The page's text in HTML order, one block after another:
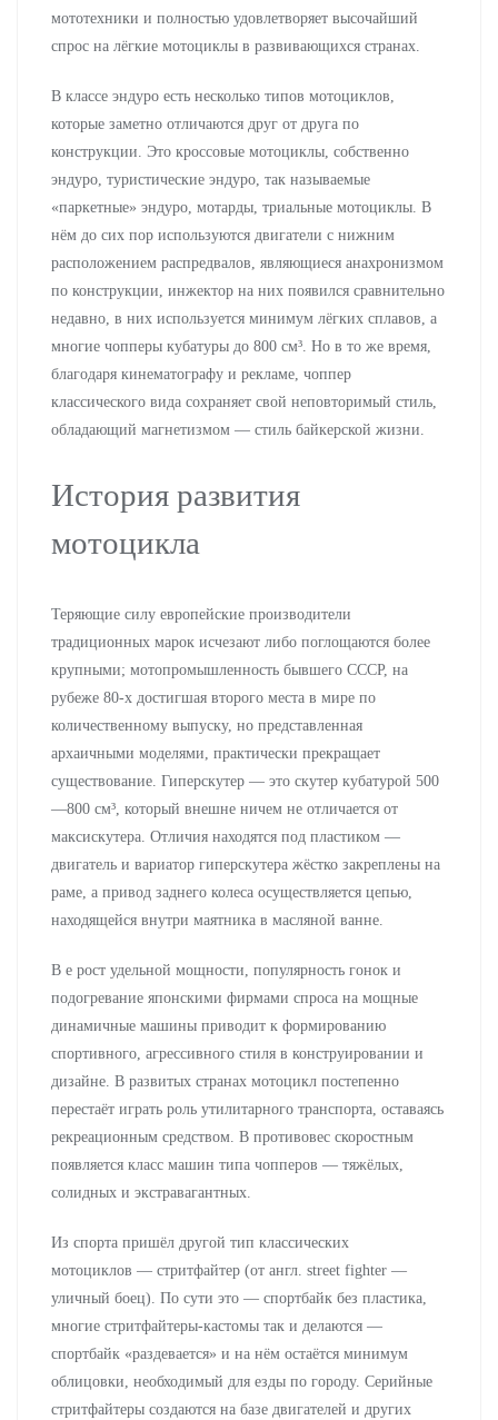
мототехники и полностью удовлетворяет высочайший
спрос на лёгкие мотоциклы в развивающихся странах.
В классе эндуро есть несколько типов мотоциклов,
которые заметно отличаются друг от друга по
конструкции. Это кроссовые мотоциклы, собственно
эндуро, туристические эндуро, так называемые
«паркетные» эндуро, мотарды, триальные мотоциклы. В
нём до сих пор используются двигатели с нижним
расположением распредвалов, являющиеся анахронизмом
по конструкции, инжектор на них появился сравнительно
недавно, в них используется минимум лёгких сплавов, а
многие чопперы кубатуры до 800 см³. Но в то же время,
благодаря кинематографу и рекламе, чоппер
классического вида сохраняет свой неповторимый стиль,
обладающий магнетизмом — стиль байкерской жизни.
История развития
мотоцикла
Теряющие силу европейские производители
традиционных марок исчезают либо поглощаются более
крупными; мотопромышленность бывшего СССР, на
рубеже 80-х достигшая второго места в мире по
количественному выпуску, но представленная
архаичными моделями, практически прекращает
существование. Гиперскутер — это скутер кубатурой 500
—800 см³, который внешне ничем не отличается от
максискутера. Отличия находятся под пластиком —
двигатель и вариатор гиперскутера жёстко закреплены на
раме, а привод заднего колеса осуществляется цепью,
находящейся внутри маятника в масляной ванне.
В е рост удельной мощности, популярность гонок и
подогревание японскими фирмами спроса на мощные
динамичные машины приводит к формированию
спортивного, агрессивного стиля в конструировании и
дизайне. В развитых странах мотоцикл постепенно
перестаёт играть роль утилитарного транспорта, оставаясь
рекреационным средством. В противовес скоростным
появляется класс машин типа чопперов — тяжёлых,
солидных и экстравагантных.
Из спорта пришёл другой тип классических
мотоциклов — стритфайтер (от англ. street fighter —
уличный боец). По сути это — спортбайк без пластика,
многие стритфайтеры-кастомы так и делаются —
спортбайк «раздевается» и на нём остаётся минимум
облицовки, необходимый для езды по городу. Серийные
стритфайтеры создаются на базе двигателей и других